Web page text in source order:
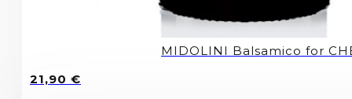
MIDOLINI Balsamico for
21,90 €